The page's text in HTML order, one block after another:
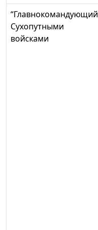
“Главнокомандующий
Сухопутными
войсками